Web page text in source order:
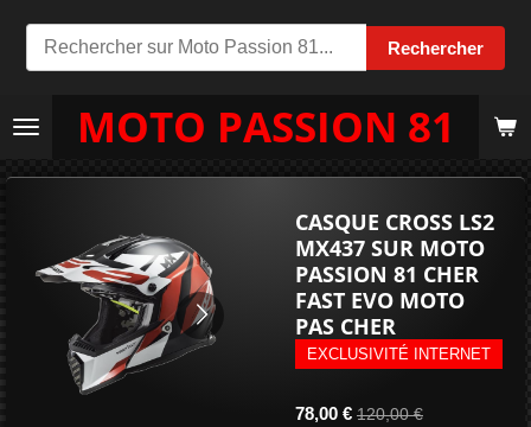
Rechercher
Passer
au
principal
MOTO PASSION 81
CASQUE CROSS LS2
MX437 SUR MOTO
PASSION 81 CHER
FAST EVO MOTO
PAS CHER
EXCLUSIVITÉ INTERNET
78,00 € 120,00 €